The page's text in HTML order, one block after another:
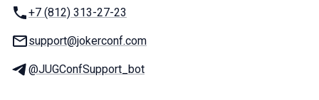
Телефон:
+7 (812) 313-27-23
E-mail:
support@jokerconf.com
Телеграм:
@JUGConfSupport_bot